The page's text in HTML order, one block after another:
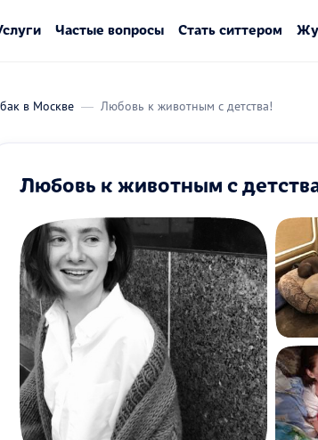
Частые вопросы Стать ситтером
в Москве Любовь к животным с детства!
Любовь к животным с